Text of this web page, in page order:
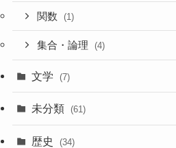
関数 (1)
集合・論理 (4)
文学 (7)
未分類 (61)
歴史 (34)